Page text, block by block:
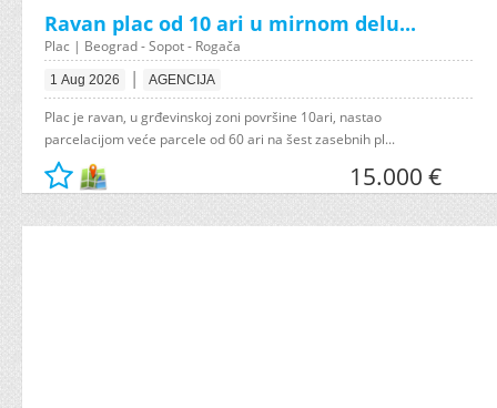
Ravan plac od 10 ari u mirnom delu...
Plac | Beograd - Sopot - Rogača
1 Aug 2026 | AGENCIJA
Plac je ravan, u grđevinskoj zoni površine 10ari, nastao
parcelacijom veće parcele od 60 ari na šest zasebnih pl...
15.000 €